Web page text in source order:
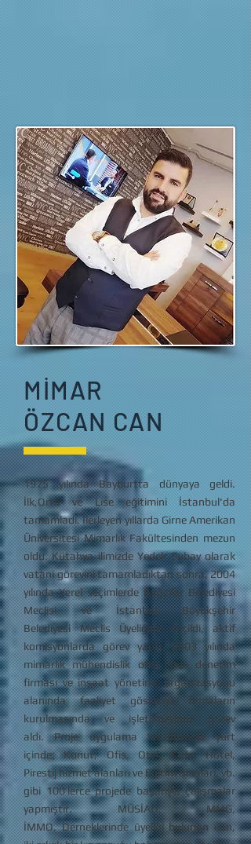
MİMAR
ÖZCAN CAN
1975 yılında Bayburtta dünyaya geldi.
İlk,Orta ve Lise eğitimini İstanbul'da
tamamladı. İlerleyen yıllarda Girne Amerikan
Üniversitesi Mimarlık Fakültesinden mezun
oldu. Kütahya ilimizde Yedek Subay olarak
vatani görevini tamamladıktan sonra, 2004
yılında Yerel seçimlerde Bağcılar Belediyesi
Meclisi ve İstanbul Büyükşehir
Belediyesi Meclis Üyeliğine seçildi, aktif
komisyonlarda görev yaptı. 2003 yılında
mimarlık mühendislik ofisi, yapı denetim
firması ve inşaat yönetimi, organizasyonu
alanında faaliyet gösteren firmaların
kurulmasında ve işletilmesinde görev
aldı. Proje uygulama tecrübesiyle yurt
içinde; Konut, Ofis, Otel, Kafe, Hotel,
Pirestij hizmet alanları ve Eğitim Binaları, vb.
gibi 100’lerce projede başarıyla çalışmalar
yapmıştır. MÜSİAD, MMG,
İMMO, Derneklerinde üyeliği bulunan can,